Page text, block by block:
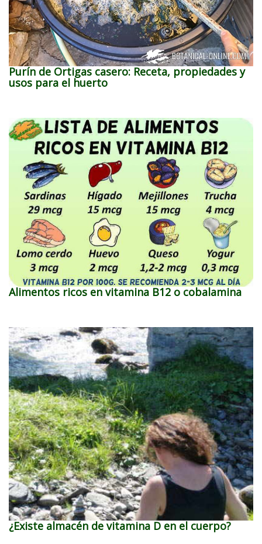
Purín de Ortigas casero: Receta, propiedades y
usos para el huerto
Alimentos ricos en vitamina B12 o cobalamina
¿Existe almacén de vitamina D en el cuerpo?